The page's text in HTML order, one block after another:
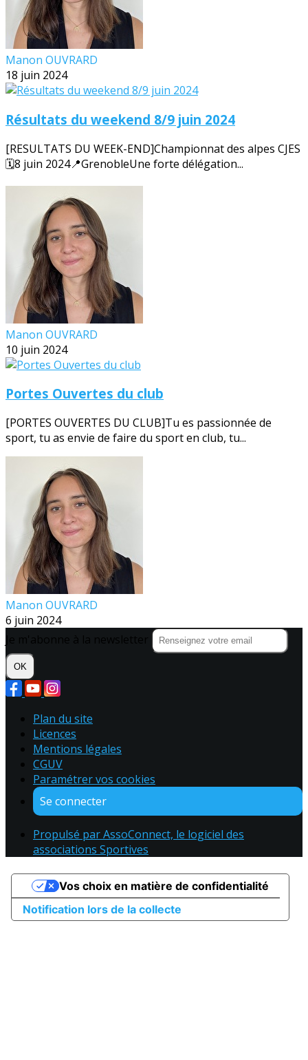
Manon OUVRARD
18 juin 2024
Résultats du weekend 8/9 juin 2024
[RESULTATS DU WEEK-END]Championnat des alpes CJES
🗓️8 juin 2024📍GrenobleUne forte délégation...
Manon OUVRARD
10 juin 2024
Portes Ouvertes du club
[PORTES OUVERTES DU CLUB]Tu es passionnée de
sport, tu as envie de faire du sport en club, tu...
Manon OUVRARD
6 juin 2024
OK
Plan du site
Licences
Mentions légales
CGUV
Paramétrer vos cookies
Se connecter
Propulsé par AssoConnect, le logiciel des
associations Sportives
Notification lors de la collecte
Vos choix en matière de confidentialité